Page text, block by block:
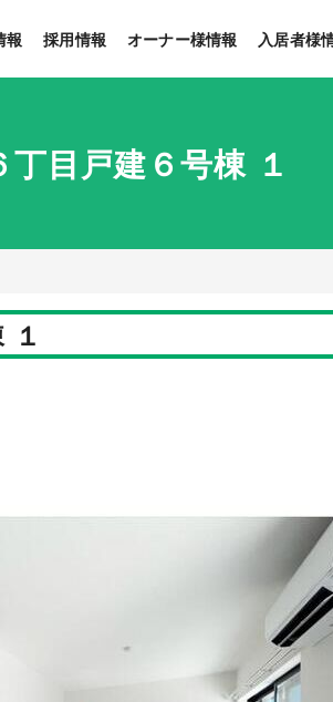
報 採用情報 オーナー様情報 入居者様
丁目戸建６号棟 １
１